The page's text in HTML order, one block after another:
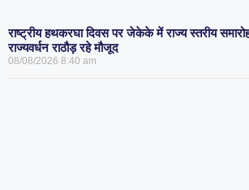
राष्ट्रीय हथकरघा दिवस पर जेकेके में राज्य स्तरीय
राज्यवर्धन राठौड़ रहे मौजूद
08/08/2026 8:40 am